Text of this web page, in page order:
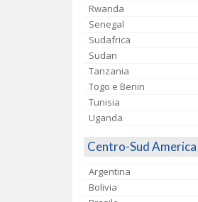
Rwanda
Senegal
Sudafrica
Sudan
Tanzania
Togo e Benin
Tunisia
Uganda
Centro-Sud America
Argentina
Bolivia